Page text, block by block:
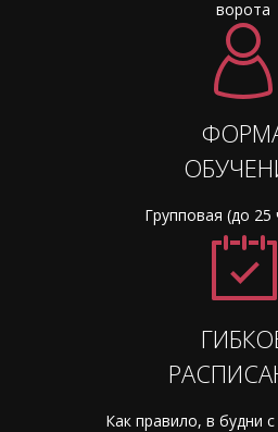
ворота
Групповая (до 25
Как правило, в будни